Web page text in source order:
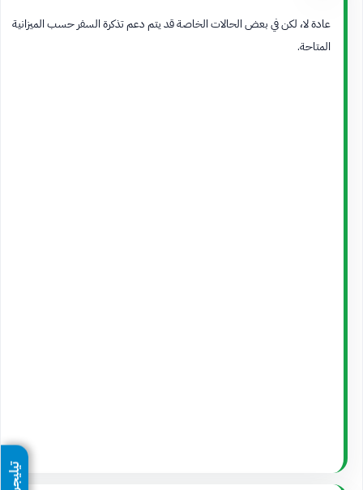
عادة لا، لكن في بعض الحالات الخاصة قد يتم دعم تذكرة السفر حسب الميزانية
المتاحة.